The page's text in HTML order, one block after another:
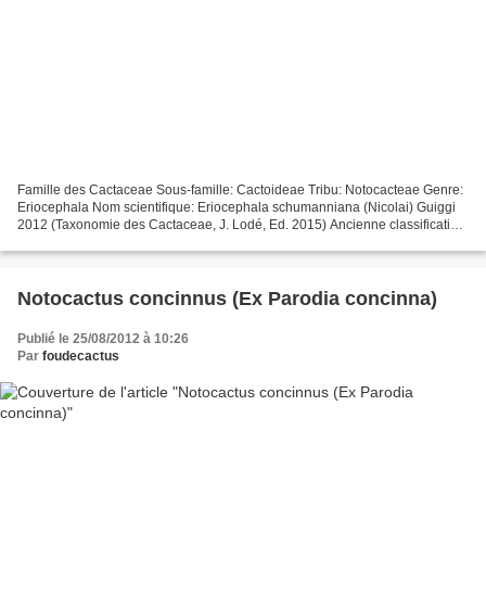
Famille des Cactaceae Sous-famille: Cactoideae Tribu: Notocacteae Genre:
Eriocephala Nom scientifique: Eriocephala schumanniana (Nicolai) Guiggi
2012 (Taxonomie des Cactaceae, J. Lodé, Ed. 2015) Ancienne classification
Notocactus concinnus (Ex Parodia concinna)
Publié le 25/08/2012 à 10:26
Par foudecactus